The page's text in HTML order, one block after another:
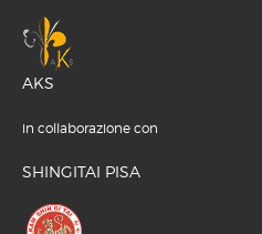
AKS
in collaborazione con
SHINGITAI PISA